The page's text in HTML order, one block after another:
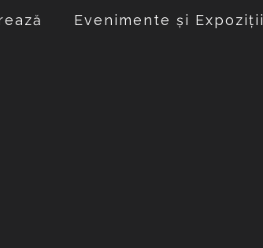
Evenimente și Expoziții